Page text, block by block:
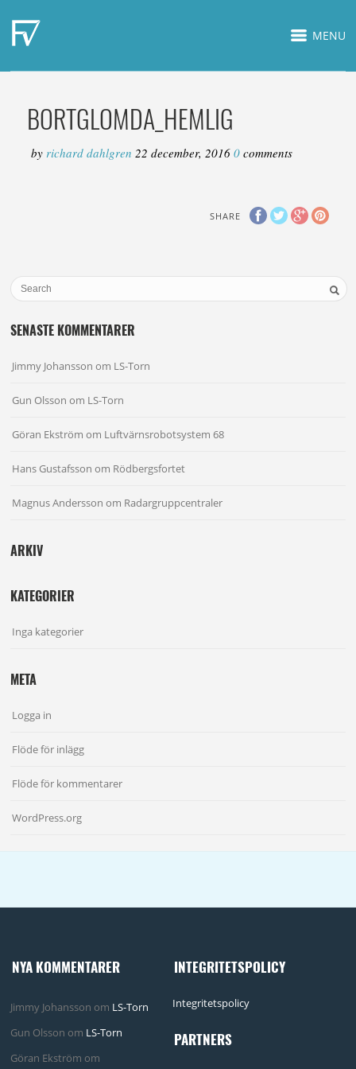
MENU
BORTGLOMDA_HEMLIG
byrichard dahlgren22 december, 2016 0comments
SHARE
SENASTE KOMMENTARER
Jimmy Johansson om LS-Torn
Gun Olsson om LS-Torn
Göran Ekström om Luftvärnsrobotsystem 68
Hans Gustafsson om Rödbergsfortet
Magnus Andersson om Radargruppcentraler
ARKIV
KATEGORIER
Inga kategorier
META
Logga in
Flöde för inlägg
Flöde för kommentarer
WordPress.org
NYA KOMMENTARER
Jimmy Johansson om LS-Torn
Gun Olsson om LS-Torn
Göran Ekström om
INTEGRITETSPOLICY
Integritetspolicy
PARTNERS